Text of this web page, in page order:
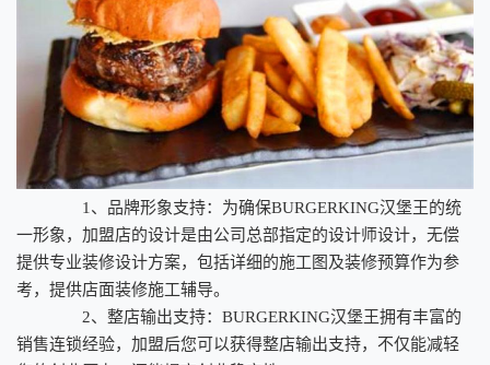
1、品牌形象支持：为确保BURGERKING汉堡王的统
一形象，加盟店的设计是由公司总部指定的设计师设计，无偿
提供专业装修设计方案，包括详细的施工图及装修预算作为参
考，提供店面装修施工辅导。
2、整店输出支持：BURGERKING汉堡王拥有丰富的
销售连锁经验，加盟后您可以获得整店输出支持，不仅能减轻